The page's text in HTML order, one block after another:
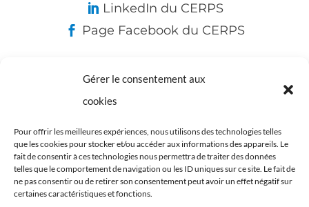
Gérer le consentement aux
cookies
Pour offrir les meilleures expériences, nous utilisons des technologies telles
que les cookies pour stocker et/ou accéder aux informations des appareils. Le
fait de consentir à ces technologies nous permettra de traiter des données
telles que le comportement de navigation ou les ID uniques sur ce site. Le fait de
ne pas consentir ou de retirer son consentement peut avoir un effet négatif sur
certaines caractéristiques et fonctions.
LinkedIn du CERPS
Page Facebook du CERPS
Nos partenaires :